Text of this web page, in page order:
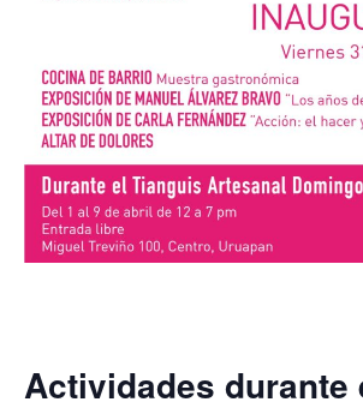
Actividades durante